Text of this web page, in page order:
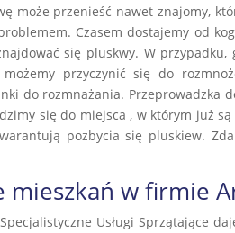
może przenieść nawet znajomy,
Czasem dostajemy od
się pluskwy. W
przyczynić się do
do rozmnażania. Przeprowadzka
się do miejsca , w którym już
pozbycia się pluskiew.
mieszkań w firmie
Usługi Sprzątające